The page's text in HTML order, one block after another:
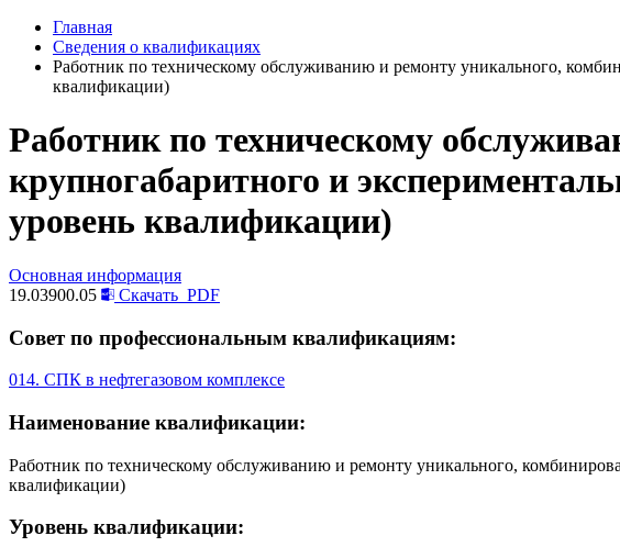
Главная
Сведения о квалификациях
Работник по техническому обслуживанию и ремонту уникального,
квалификации)
Работник по техническому
крупногабаритного и
уровень квалификации)
Основная информация
19.03900.05
Скачать PDF
Совет по профессиональным квалификациям:
014. СПК в нефтегазовом комплексе
Наименование квалификации:
Работник по техническому обслуживанию и ремонту уникального,
квалификации)
Уровень квалификации: